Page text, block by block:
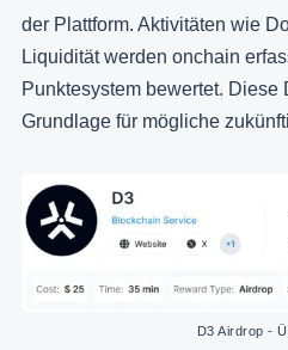
der Plattform. Aktivitäten wie
Liquidität werden onchain
Punktesystem bewertet. Diese
Grundlage für mögliche
D3 Airdrop -